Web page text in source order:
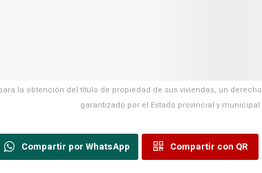
la obtención del título de propiedad de sus viviendas, un derecho
garantizado por el Estado provincial y municipal.
Compartir por WhatsApp Compartir con QR